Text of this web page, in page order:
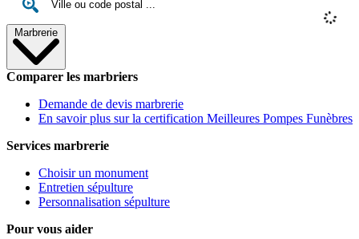
Marbrerie
Comparer les marbriers
Demande de devis marbrerie
En savoir plus sur la certification Meilleures Pompes Funèbres
Services marbrerie
Choisir un monument
Entretien sépulture
Personnalisation sépulture
Pour vous aider